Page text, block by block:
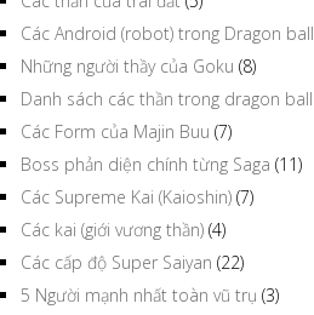
Các Android (robot) trong Dragon ball
Những người thầy của Goku (8)
Danh sách các thần trong dragon ball
Các Form của Majin Buu (7)
Boss phản diện chính từng Saga (11)
Các Supreme Kai (Kaioshin) (7)
Các kai (giới vương thần) (4)
Các cấp độ Super Saiyan (22)
5 Người mạnh nhất toàn vũ trụ (3)